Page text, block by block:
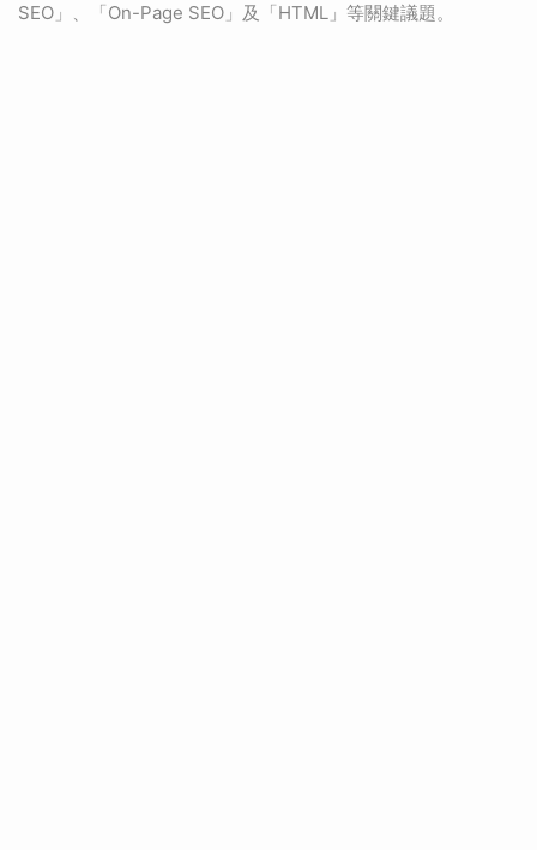
SEO」、「On-Page SEO」及「HTML」等關鍵議題。